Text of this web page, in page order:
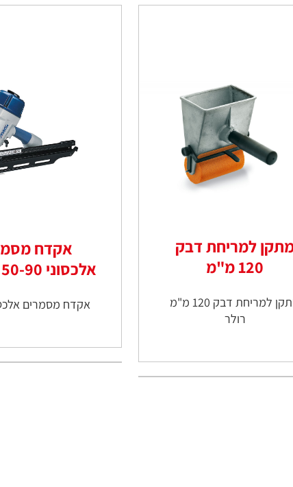
למריחת דבק
120 מ"מ
מתקן למריחת דבק 120 מ"מ
רולר
אקדח
אלכסוני 50-90 ממ FN
אקדח מסמרים